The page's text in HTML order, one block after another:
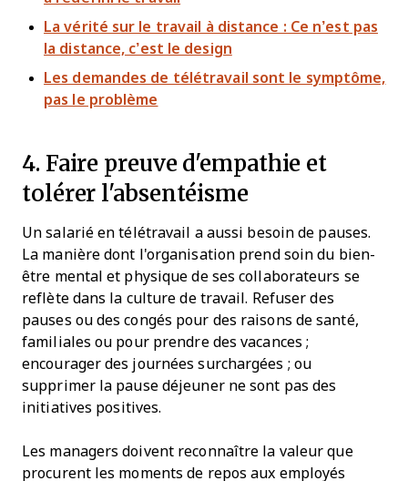
La vérité sur le travail à distance : Ce n’est pas
la distance, c’est le design
Les demandes de télétravail sont le symptôme,
pas le problème
4. Faire preuve d'empathie et
tolérer l'absentéisme
Un salarié en télétravail a aussi besoin de pauses.
La manière dont l'organisation prend soin du bien-
être mental et physique de ses collaborateurs se
reflète dans la culture de travail. Refuser des
pauses ou des congés pour des raisons de santé,
familiales ou pour prendre des vacances ;
encourager des journées surchargées ; ou
supprimer la pause déjeuner ne sont pas des
initiatives positives.
Les managers doivent reconnaître la valeur que
procurent les moments de repos aux employés